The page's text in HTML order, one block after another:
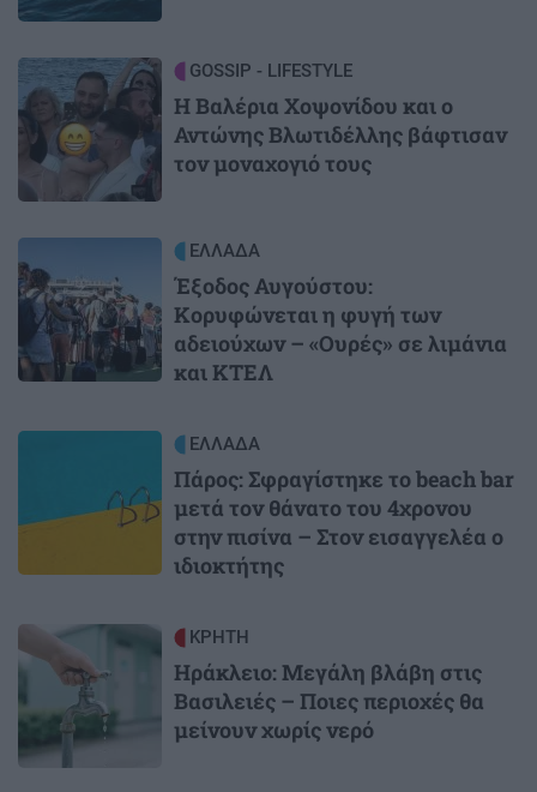
Image GOSSIP - LIFESTYLE
Η Βαλέρια Χοψονίδου και ο
Αντώνης Βλωτιδέλλης βάφτισαν
τον μοναχογιό τους
ΕΛΛΑΔΑ
Έξοδος Αυγούστου:
Κορυφώνεται η φυγή των
αδειούχων – «Ουρές» σε λιμάνια
και ΚΤΕΛ
ΕΛΛΑΔΑ
Πάρος: Σφραγίστηκε το beach bar
μετά τον θάνατο του 4χρονου
στην πισίνα – Στον εισαγγελέα ο
ιδιοκτήτης
Image ΚΡΗΤΗ
Ηράκλειο: Μεγάλη βλάβη στις
Βασιλειές – Ποιες περιοχές θα
μείνουν χωρίς νερό